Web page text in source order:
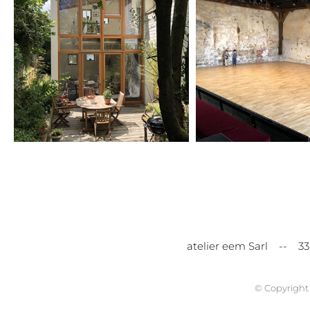
atelier eem Sarl --
© Copyright